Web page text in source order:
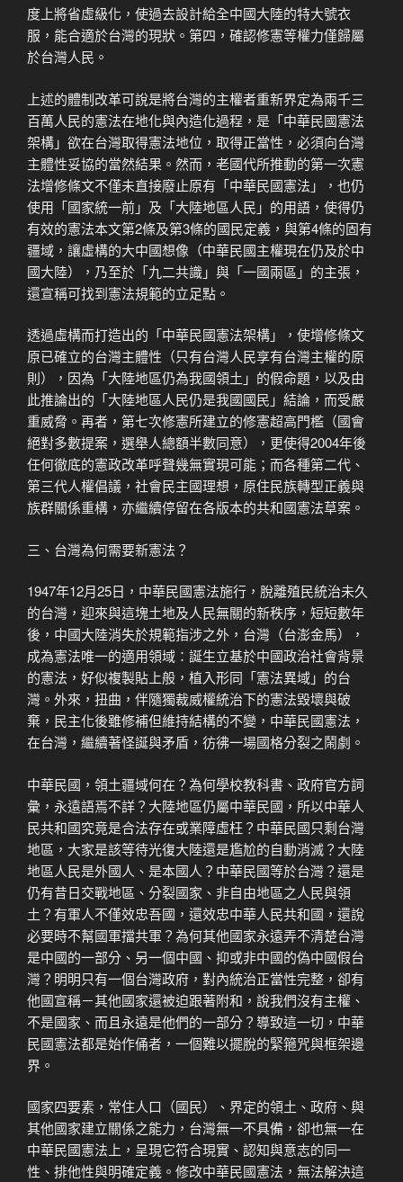
度上將省虛級化，使過去設計給全中國大陸的特大號衣
服，能合適於台灣的現狀。第四，確認修憲等權力僅歸屬
於台灣人民。
上述的體制改革可說是將台灣的主權者重新界定為兩千三
百萬人民的憲法在地化與內造化過程，是「中華民國憲法
架構」欲在台灣取得憲法地位，取得正當性，必須向台灣
主體性妥協的當然結果。然而，老國代所推動的第一次憲
法增修條文不僅未直接廢止原有「中華民國憲法」，也仍
使用「國家統一前」及「大陸地區人民」的用語，使得仍
有效的憲法本文第2條及第3條的國民定義，與第4條的固有
疆域，讓虛構的大中國想像（中華民國主權現在仍及於中
國大陸），乃至於「九二共識」與「一國兩區」的主張，
還宣稱可找到憲法規範的立足點。
透過虛構而打造出的「中華民國憲法架構」，使增修條文
原已確立的台灣主體性（只有台灣人民享有台灣主權的原
則），因為「大陸地區仍為我國領土」的假命題，以及由
此推論出的「大陸地區人民仍是我國國民」結論，而受嚴
重威脅。再者，第七次修憲所建立的修憲超高門檻（國會
絕對多數提案，選舉人總額半數同意），更使得2004年後
任何徹底的憲政改革呼聲幾無實現可能；而各種第二代、
第三代人權倡議，社會民主國理想，原住民族轉型正義與
族群關係重構，亦繼續停留在各版本的共和國憲法草案。
三、台灣為何需要新憲法？
1947年12月25日，中華民國憲法施行，脫離殖民統治未久
的台灣，迎來與這塊土地及人民無關的新秩序，短短數年
後，中國大陸消失於規範指涉之外，台灣（台澎金馬），
成為憲法唯一的適用領域：誕生立基於中國政治社會背景
的憲法，好似複製貼上般，植入形同「憲法異域」的台
灣。外來，扭曲，伴隨獨裁威權統治下的憲法毀壞與破
棄，民主化後雖修補但維持結構的不變，中華民國憲法，
在台灣，繼續著怪誕與矛盾，彷彿一場國格分裂之鬧劇。
中華民國，領土疆域何在？為何學校教科書、政府官方詞
彙，永遠語焉不詳？大陸地區仍屬中華民國，所以中華人
民共和國究竟是合法存在或業障虛枉？中華民國只剩台灣
地區，大家是該等待光復大陸還是尷尬的自動消滅？大陸
地區人民是外國人、是本國人？中華民國等於台灣？還是
仍有昔日交戰地區、分裂國家、非自由地區之人民與領
土？有軍人不僅效忠吾國，還效忠中華人民共和國，還說
必要時不幫國軍擋共軍？為何其他國家永遠弄不清楚台灣
是中國的一部分、另一個中國、抑或非中國的偽中國假台
灣？明明只有一個台灣政府，對內統治正當性完整，卻有
他國宣稱－其他國家還被迫跟著附和，說我們沒有主權、
不是國家、而且永遠是他們的一部分？導致這一切，中華
民國憲法都是始作俑者，一個難以擺脫的緊箍咒與框架邊
界。
國家四要素，常住人口（國民）、界定的領土、政府、與
其他國家建立關係之能力，台灣無一不具備，卻也無一在
中華民國憲法上，呈現它符合現實、認知與意志的同一
性、排他性與明確定義。修改中華民國憲法，無法解決這